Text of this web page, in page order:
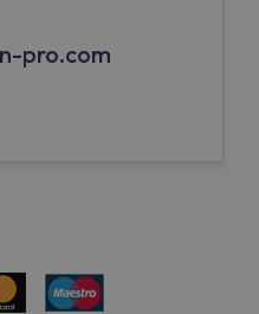
pro.com